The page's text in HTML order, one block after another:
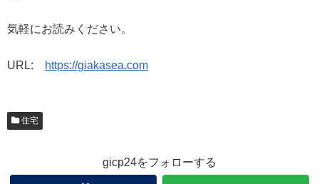
気軽にお読みください。
URL: https://giakasea.com
住宅
gicp24をフォローする